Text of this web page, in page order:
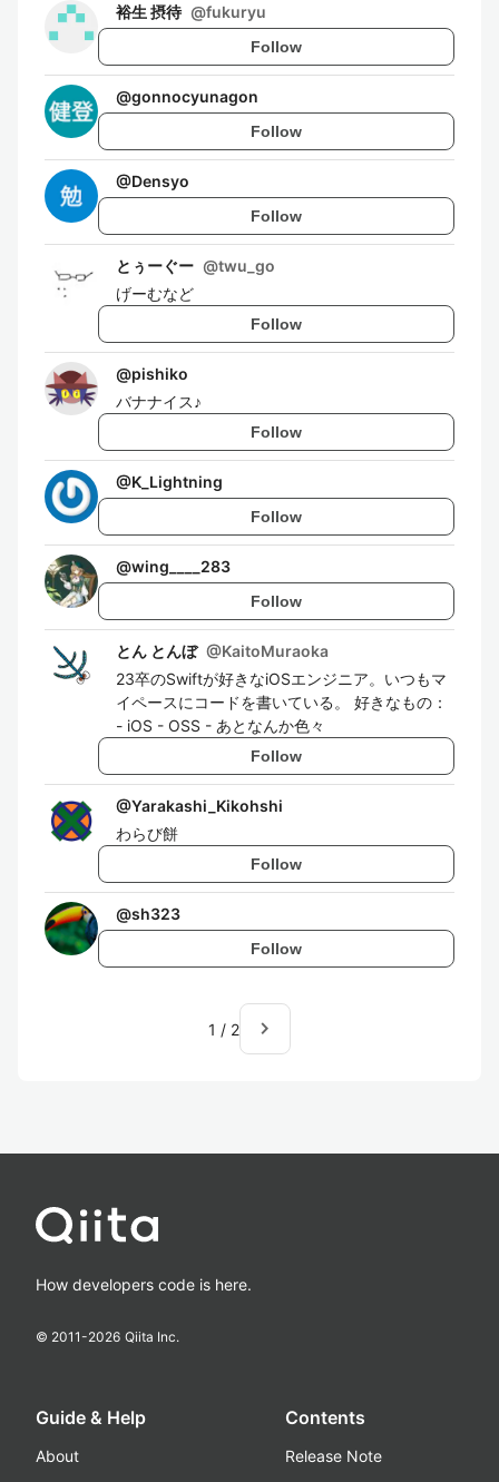
裕生 摂待 @fukuryu
Follow
@gonnocyunagon
Follow
@Densyo
Follow
とぅーぐー @twu_go
げーむなど
Follow
@pishiko
バナナイス♪
Follow
@K_Lightning
Follow
@wing____283
Follow
とん とんぼ @KaitoMuraoka
23卒のSwiftが好きなiOSエンジニア。いつもマ
イペースにコードを書いている。 好きなもの：
- iOS - OSS - あとなんか色々
Follow
@Yarakashi_Kikohshi
わらび餅
Follow
@sh323
Follow
1 / 2 navigate_next
How developers code is here.
© 2011-2026 Qiita Inc.
Guide & Help
About
Contents
Release Note